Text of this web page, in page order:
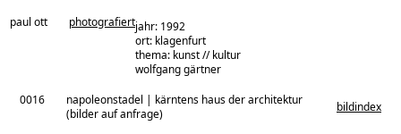
paul ott photografiertjahr: 1992
ort: klagenfurt
thema: kunst // kultur
architekturbüro:
wolfgang gärtner
0016
napoleonstadel | kärntens haus der architektur
(bilder auf anfrage)
bildindex